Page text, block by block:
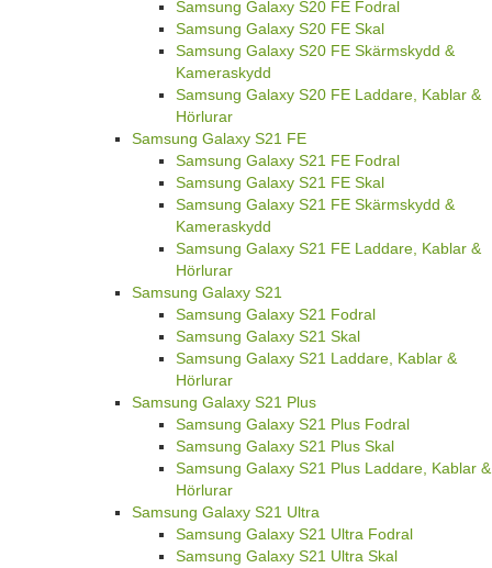
Samsung Galaxy S20 FE Fodral
Samsung Galaxy S20 FE Skal
Samsung Galaxy S20 FE Skärmskydd &
Kameraskydd
Samsung Galaxy S20 FE Laddare, Kablar &
Hörlurar
Samsung Galaxy S21 FE
Samsung Galaxy S21 FE Fodral
Samsung Galaxy S21 FE Skal
Samsung Galaxy S21 FE Skärmskydd &
Kameraskydd
Samsung Galaxy S21 FE Laddare, Kablar &
Hörlurar
Samsung Galaxy S21
Samsung Galaxy S21 Fodral
Samsung Galaxy S21 Skal
Samsung Galaxy S21 Laddare, Kablar &
Hörlurar
Samsung Galaxy S21 Plus
Samsung Galaxy S21 Plus Fodral
Samsung Galaxy S21 Plus Skal
Samsung Galaxy S21 Plus Laddare, Kablar &
Hörlurar
Samsung Galaxy S21 Ultra
Samsung Galaxy S21 Ultra Fodral
Samsung Galaxy S21 Ultra Skal